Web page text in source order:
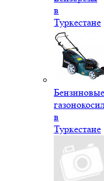
в
Туркестане
Бензиновые
в
Туркестане